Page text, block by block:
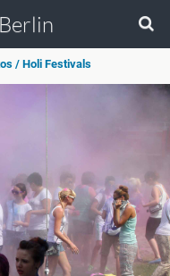
/ Holi Festivals